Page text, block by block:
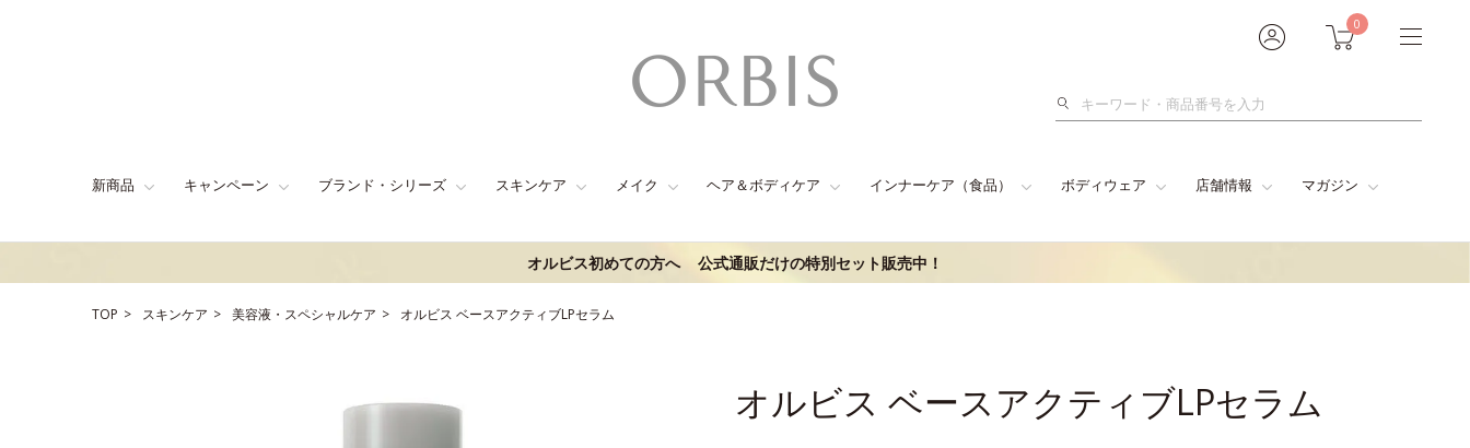
0
検
新商品 キャンペーン ブランド・シリーズ スキンケア メイク ヘア＆ボディケア インナーケア（食品） ボディウェア 店舗情報 マガジン
オルビス初めての方へ 公式通販だけの特別セット販売中！
TOP スキンケア 美容液・スペシャルケア オルビス ベースアクティブLPセラム
オルビス ベースアクティブLPセラム